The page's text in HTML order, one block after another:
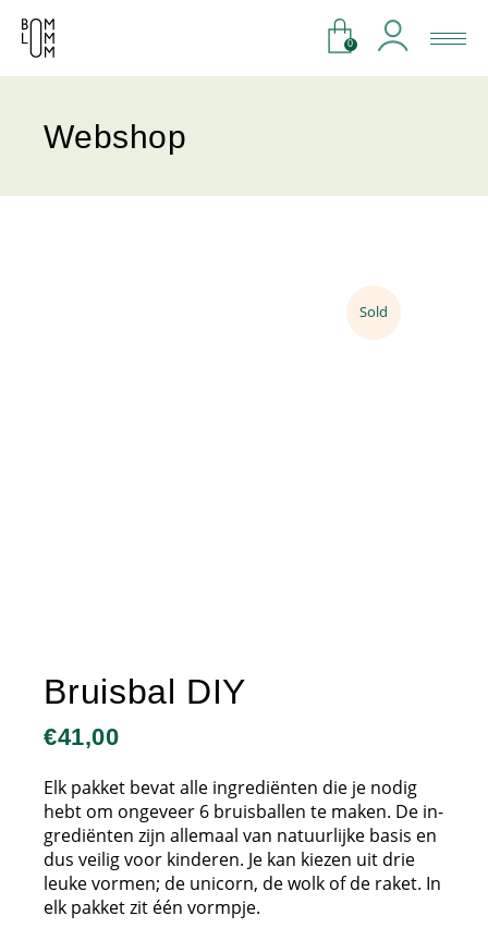
0
Webshop
Sold
Bruisbal DIY
€41,00
Elk pakket bevat alle ingrediënten die je nodig
hebt om ongeveer 6 bruisballen te maken. De in-
grediënten zijn allemaal van natuurlijke basis en
dus veilig voor kinderen. Je kan kiezen uit drie
leuke vormen; de unicorn, de wolk of de raket. In
elk pakket zit één vormpje.